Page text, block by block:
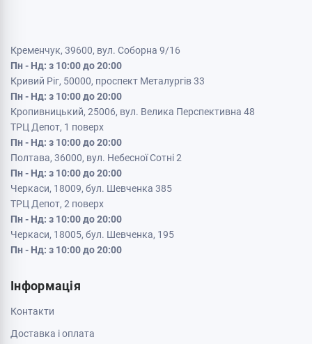
Кременчук, 39600, вул. Соборна 9/16
Пн - Нд: з 10:00 до 20:00
Кривий Ріг, 50000, проспект Металургів 33
Кропивницький, 25006, вул. Велика Перспективна 48
Полтава, 36000, вул. Небесної Сотні 2